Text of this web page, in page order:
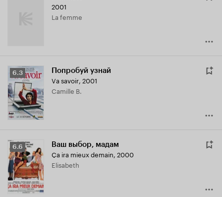
2001
La femme
Рейтинг
Кинопоиска
6.3
6.3 Попробуй узнай
Va savoir, 2001
Camille B.
Рейтинг
Кинопоиска
6.6
6.6 Ваш выбор, мадам
Ça ira mieux demain, 2000
Elisabeth